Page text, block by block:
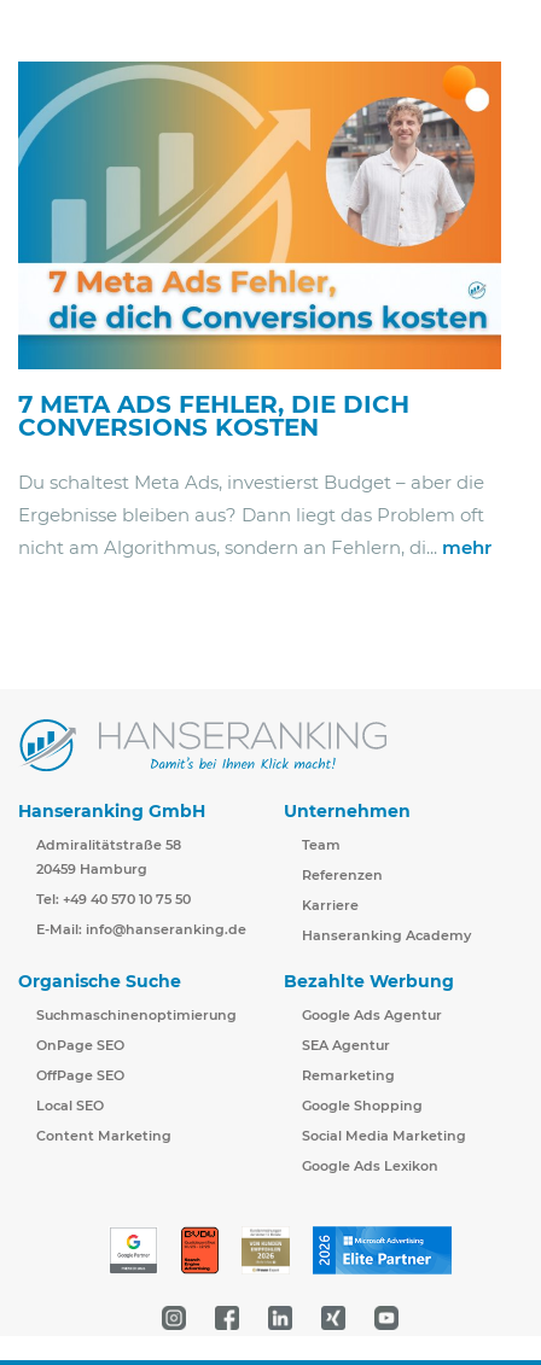
7 META ADS FEHLER, DIE DICH
CONVERSIONS KOSTEN
Du schaltest Meta Ads, investierst Budget – aber die
Ergebnisse bleiben aus? Dann liegt das Problem oft
nicht am Algorithmus, sondern an Fehlern, di... mehr
Hanseranking GmbH
Admiralitätstraße 58
20459 Hamburg
Tel: +49 40 570 10 75 50
E-Mail: info@hanseranking.de
Unternehmen
Team
Referenzen
Karriere
Hanseranking Academy
Organische Suche
Suchmaschinenoptimierung
OnPage SEO
OffPage SEO
Local SEO
Content Marketing
Bezahlte Werbung
Google Ads Agentur
SEA Agentur
Remarketing
Google Shopping
Social Media Marketing
Google Ads Lexikon